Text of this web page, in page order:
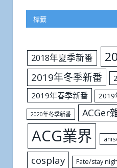
標籤
2018年夏季新番
2019年冬季新番
2019年春季新番
2019
2020年冬季新番 ACGer
ACG業界
cosplay Fate/stay